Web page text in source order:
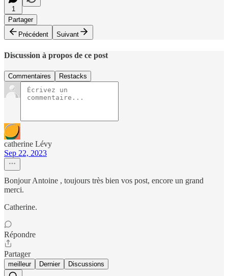
1
Partager
Précédent
Suivant
Discussion à propos de ce post
Commentaires Restacks
catherine Lévy
Sep 22, 2023
Bonjour Antoine , toujours très bien vos post, encore un grand
merci.
Catherine.
Répondre
Partager
meilleur Dernier Discussions